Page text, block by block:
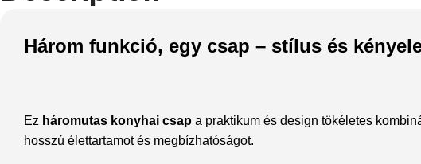
Memory cards
Selfie sticks
Három funkció, egy csap – stílus és
Ez háromutas konyhai csap a praktikum és design tökéletes
hosszú élettartamot és megbízhatóságot.